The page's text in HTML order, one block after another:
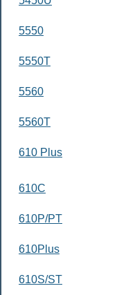
5550
5550T
5560
5560T
610 Plus
610C
610P/PT
610Plus
610S/ST